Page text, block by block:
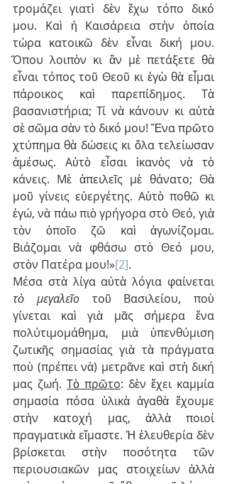
τρομάζει γιατὶ δὲν ἔχω τόπο δικό
μου. Καὶ ἡ Καισάρεια στὴν ὁποία
τώρα κατοικῶ δὲν εἶναι δική μου.
Ὅπου λοιπὸν κι ἂν μὲ πετάξετε θὰ
εἶναι τόπος τοῦ Θεοῦ κι ἐγὼ θὰ εἶμαι
πάροικος καὶ παρεπίδημος. Τὰ
βασανιστήρια; Τί νὰ κάνουν κι αὐτὰ
σὲ σῶμα σὰν τὸ δικό μου! Ἕνα πρῶτο
χτύπημα θὰ δώσεις κι ὅλα τελείωσαν
ἀμέσως. Αὐτὸ εἶσαι ἱκανὸς νὰ τὸ
κάνεις. Μὲ ἀπειλεῖς μὲ θάνατο; Θὰ
μοῦ γίνεις εὐεργέτης. Αὐτὸ ποθῶ κι
ἐγώ, νὰ πάω πιὸ γρήγορα στὸ Θεό, γιὰ
τὸν ὁποῖο ζῶ καὶ ἀγωνίζομαι.
Βιάζομαι νὰ φθάσω στὸ Θεό μου,
στὸν Πατέρα μου!»[2].
Μέσα στὰ λίγα αὐτὰ λόγια φαίνεται
τὸ μεγαλεῖο τοῦ Βασιλείου, ποὺ
γίνεται καὶ γιὰ μᾶς σήμερα ἕνα
πολύτιμομάθημα, μιὰ ὑπενθύμιση
ζωτικῆς σημασίας γιὰ τὰ πράγματα
ποὺ (πρέπει νὰ) μετρᾶνε καὶ στὴ δική
μας ζωή. Τὸ πρῶτο: δὲν ἔχει καμμία
σημασία πόσα ὑλικὰ ἀγαθὰ ἔχουμε
στὴν κατοχή μας, ἀλλὰ ποιοί
πραγματικὰ εἴμαστε. Ἡ ἐλευθερία δὲν
βρίσκεται στὴν ποσότητα τῶν
περιουσιακῶν μας στοιχείων ἀλλὰ